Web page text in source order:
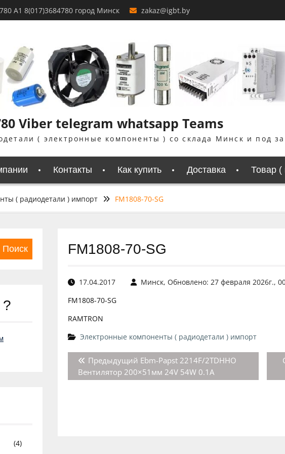
A1 8(017)3684780 город Минск zakaz@igbt.by
Viber telegram whatsapp Teams
( электронные компоненты ) со склада Минск и под
Контакты Как купить Доставка Товар (
( радиодетали ) импорт FM1808-70-SG
FM1808-70-SG
17.04.2017
Минск, Обновлено: 27 февраля 2026г.,
FM1808-70-SG
RAMTRON
Электронные компоненты ( радиодетали ) импорт
Навигация
по
Предыдущий Предыдущая
запись:
Ebm-Papst 2214F/2TDHHO
Вентилятор 200×51мм 24V 54W 0.1A
(4)